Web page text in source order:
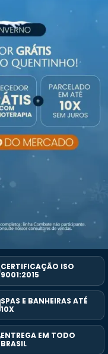
CERTIFICAÇÃO ISO
9001:2015
SPAS E BANHEIRAS ATÉ
10X
ENTREGA EM TODO
BRASIL